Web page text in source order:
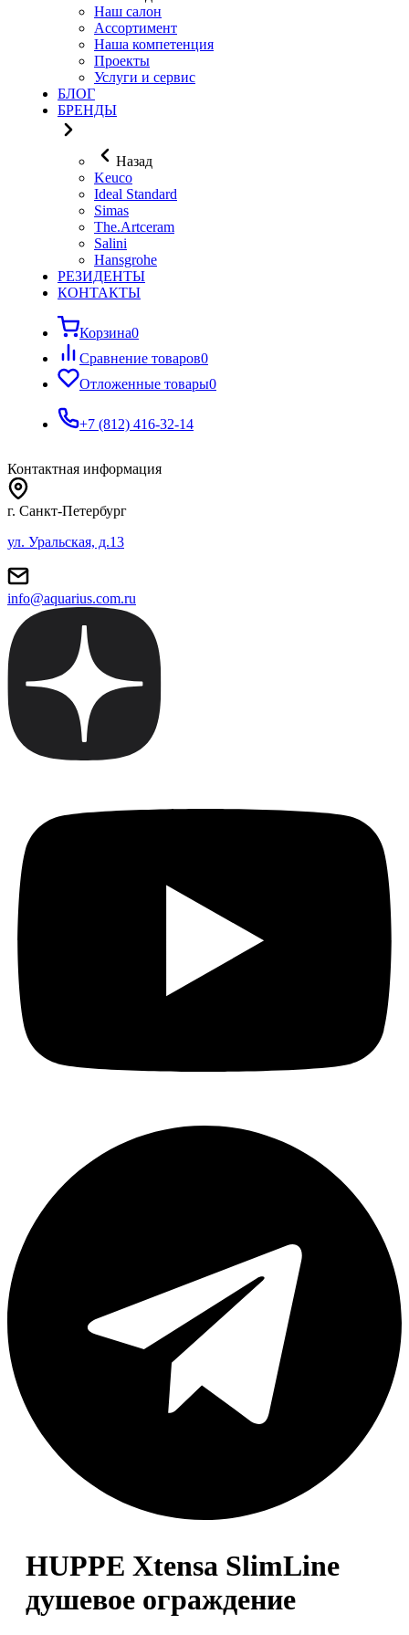
Наш салон
Ассортимент
Наша компетенция
Проекты
Услуги и сервис
БЛОГ
БРЕНДЫ
Назад
Keuco
Ideal Standard
Simas
The.Artceram
Salini
Hansgrohe
РЕЗИДЕНТЫ
КОНТАКТЫ
Корзина0
Сравнение товаров0
Отложенные товары0
+7 (812) 416-32-14
Контактная информация
г. Санкт-Петербург
ул. Уральская, д.13
info@aquarius.com.ru
HUPPE Хtensa SlimLine
душевое ограждение